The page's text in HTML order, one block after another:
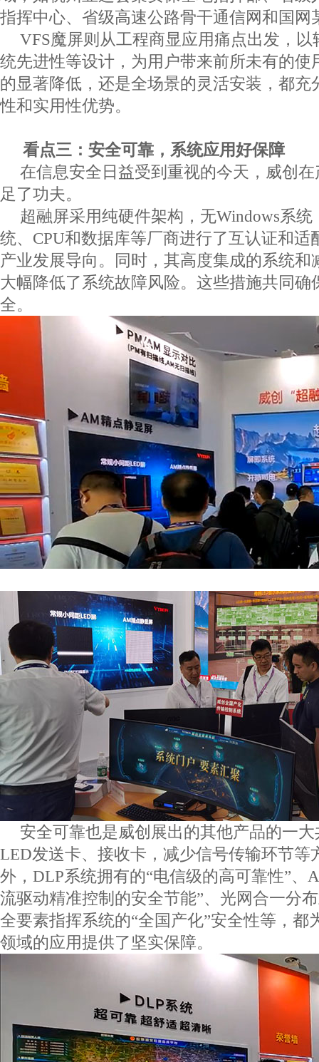
指挥中心、省级高速公路骨干通信网和国网
VFS魔屏则从工程商显应用痛点出发，
统先进性等设计，为用户带来前所未有的使
的显著降低，还是全场景的灵活安装，都充
性和实用性优势。
看点三：安全可靠，系统应用好保障
在信息安全日益受到重视的今天，威创
足了功夫。
超融屏采用纯硬件架构，无Windows系统
统、 CPU和数据库等厂商进行了互认证和适
产业发展导向。同时，其高度集成的系统
大幅降低了系统故障风险。这些措施共同确
全。
安全可靠也是威创展出的其他产品的一大
LED发送卡、接收卡，减少信号传输环节等
外， DLP系统拥有的“电信级的高可靠性”、
流驱动精准控制的安全节能”、光网合一分
全要素指挥系统的“全国产化”安全性等，都
领域的应用提供了坚实保障。